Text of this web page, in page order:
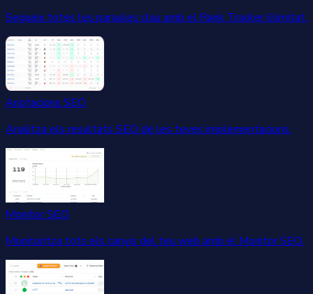
Segueix totes les paraules clau amb el Rank Tracker il·limitat.
Anotacions SEO
Analitza els resultats SEO de les teves implementacions.
Monitor SEO
Monitoritza tots els canvis del teu web amb el Monitor SEO.